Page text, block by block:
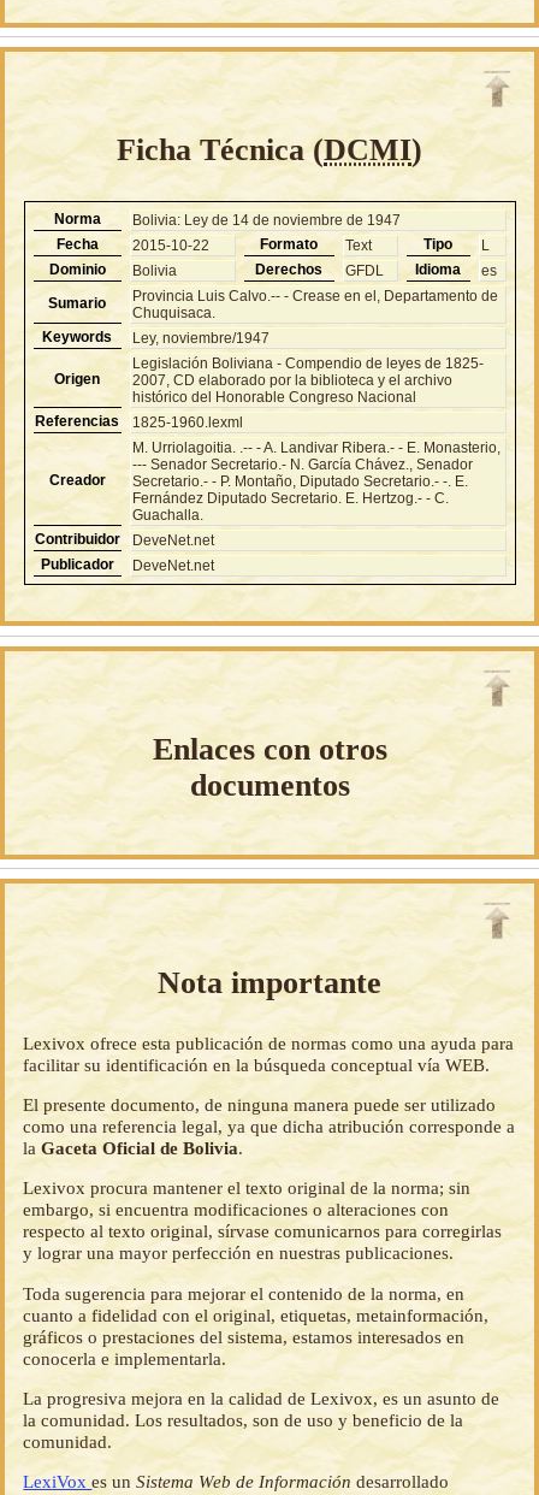
Ficha Técnica (DCMI)
Norma
Bolivia: Ley de 14 de noviembre de 1947
Fecha
2015-10-22 Formato Text Tipo
L
Dominio
Bolivia Derechos GFDL Idioma
es
Sumario
Provincia Luis Calvo.-- - Crease en el, Departamento de
Chuquisaca.
Keywords
Ley, noviembre/1947
Origen
Legislación Boliviana - Compendio de leyes de 1825-
2007, CD elaborado por la biblioteca y el archivo
histórico del Honorable Congreso Nacional
Referencias
1825-1960.lexml
Creador
M. Urriolagoitia. .-- - A. Landivar Ribera.- - E. Monasterio,
--- Senador Secretario.- N. García Chávez., Senador
Secretario.- - P. Montaño, Diputado Secretario.- -. E.
Fernández Diputado Secretario. E. Hertzog.- - C.
Guachalla.
Contribuidor
DeveNet.net
Publicador
DeveNet.net
Enlaces con otros
documentos
Nota importante
Lexivox ofrece esta publicación de normas como una ayuda para
facilitar su identificación en la búsqueda conceptual vía WEB.
El presente documento, de ninguna manera puede ser utilizado
como una referencia legal, ya que dicha atribución corresponde a
laGaceta Oficial de Bolivia.
Lexivox procura mantener el texto original de la norma; sin
embargo, si encuentra modificaciones o alteraciones con
respecto al texto original, sírvase comunicarnos para corregirlas
y lograr una mayor perfección en nuestras publicaciones.
Toda sugerencia para mejorar el contenido de la norma, en
cuanto a fidelidad con el original, etiquetas, metainformación,
gráficos o prestaciones del sistema, estamos interesados en
conocerla e implementarla.
La progresiva mejora en la calidad de Lexivox, es un asunto de
la comunidad. Los resultados, son de uso y beneficio de la
comunidad.
LexiVoxes unSistema Web de Información desarrollado